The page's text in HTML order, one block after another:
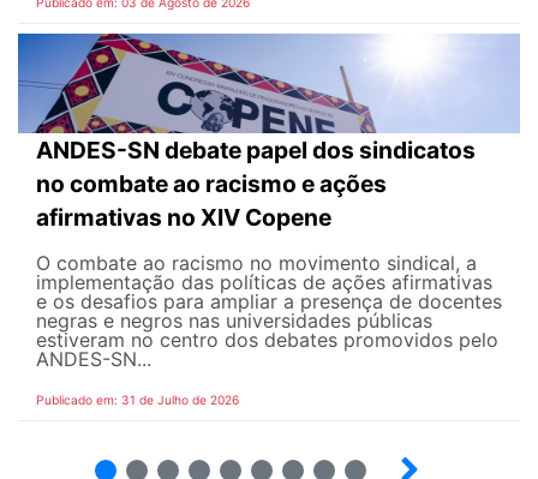
ANDES-SN debate papel dos sindicatos
no combate ao racismo e ações
afirmativas no XIV Copene
O combate ao racismo no movimento sindical, a
implementação das políticas de ações afirmativas
e os desafios para ampliar a presença de docentes
negras e negros nas universidades públicas
estiveram no centro dos debates promovidos pelo
ANDES-SN...
Publicado em: 31 de Julho de 2026